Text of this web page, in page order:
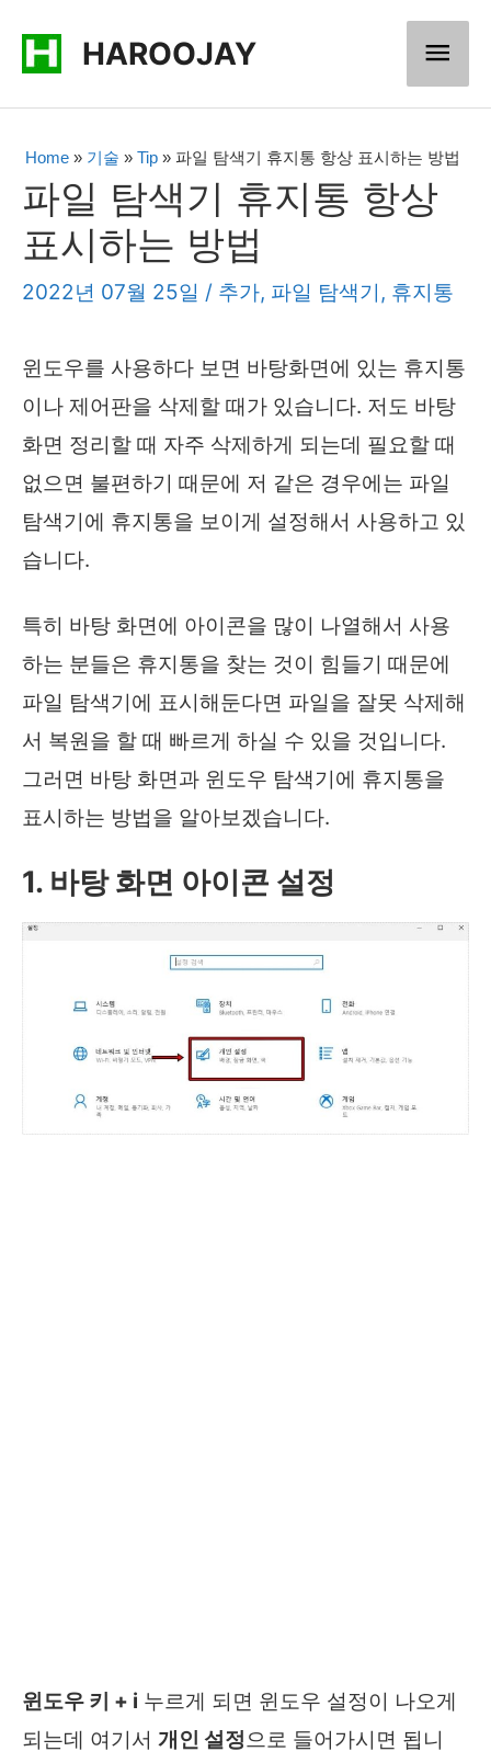
HAROOJAY
메
인
메
뉴
Home » 기술 » Tip » 파일 탐색기 휴지통 항상 표시하는 방법
파일 탐색기 휴지통 항상
표시하는 방법
2022년 07월 25일 / 추가, 파일 탐색기 , 휴지통
윈도우를 사용하다 보면 바탕화면에 있는 휴지통
이나 제어판을 삭제할 때가 있습니다. 저도 바탕
화면 정리할 때 자주 삭제하게 되는데 필요할 때
없으면 불편하기 때문에 저 같은 경우에는 파일
탐색기에 휴지통을 보이게 설정해서 사용하고 있
습니다.
특히 바탕 화면에 아이콘을 많이 나열해서 사용
하는 분들은 휴지통을 찾는 것이 힘들기 때문에
파일 탐색기에 표시해둔다면 파일을 잘못 삭제해
서 복원을 할 때 빠르게 하실 수 있을 것입니다.
그러면 바탕 화면과 윈도우 탐색기에 휴지통을
표시하는 방법을 알아보겠습니다.
1. 바탕 화면 아이콘 설정
윈도우 키 + i 누르게 되면 윈도우 설정이 나오게
되는데 여기서 개인 설정으로 들어가시면 됩니